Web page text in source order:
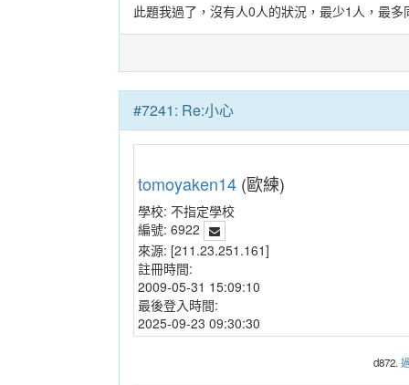
此題我過了，沒有人0人的狀況，最少1人，最
#7241: Re:小心
tomoyaken14 (歐練)
學校: 不指定學校
編號: 6922
來源: [211.23.251.161]
註冊時間:
2009-05-31 15:09:10
最後登入時間:
2025-09-23 09:30:30
d872.